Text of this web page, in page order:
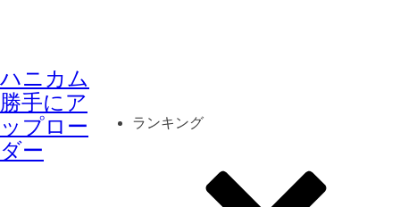
ハニカム
勝手にア
ップロー
ダー
ランキング